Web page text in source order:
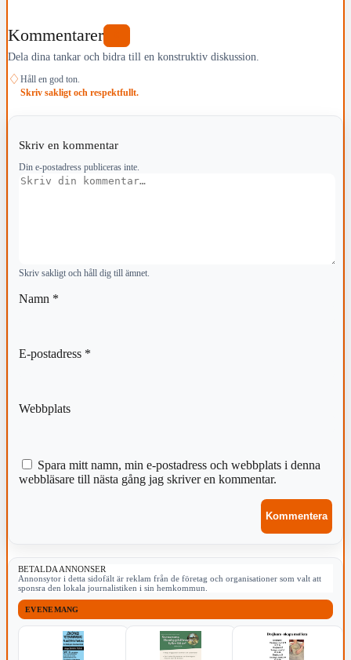
Kommentarer
Dela dina tankar och bidra till en konstruktiv diskussion.
♢ Håll en god ton.
Skriv sakligt och respektfullt.
Skriv en kommentar
Din e-postadress publiceras inte.
Kommentar
Skriv sakligt och håll dig till ämnet.
Namn *
E-postadress *
Webbplats
Spara mitt namn, min e-postadress och webbplats i denna
webbläsare till nästa gång jag skriver en kommentar.
BETALDA ANNONSER
Annonsytor i detta sidofält är reklam från de företag och organisationer som valt att
sponsra den lokala journalistiken i sin hemkommun.
EVENEMANG